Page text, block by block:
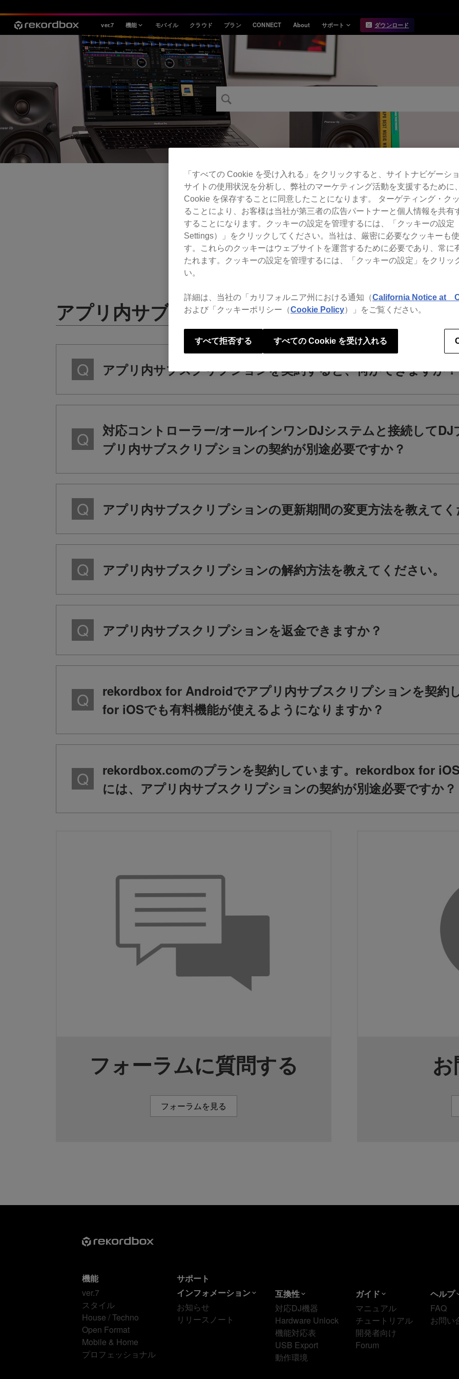
ver.7 機能
スタイル
House / Techno
Open Format
Mobile & Home
プロフェッショナル
モバイル クラウド プラン CONNECT About サポート
インフォメーション
リリースノート
ダウンロード
FAQ
rekordboxのよくあるお問い合わせをご覧いただけます。
アプリ内サブスクリプション
アプリ内サブスクリプションを契約すると、何ができますか？
対応コントローラー/オールインワンDJシステムと接続して
プリ内サブスクリプションの契約が別途必要ですか？
アプリ内サブスクリプションの更新期間の変更方法を教えて
アプリ内サブスクリプションの解約方法を教えてください。
アプリ内サブスクリプションを返金できますか？
rekordbox for Androidでアプリ内サブスクリプションを契約
for iOSでも有料機能が使えるようになりますか？
rekordbox.comのプランを契約しています。rekordbox for
には、アプリ内サブスクリプションの契約が別途必要ですか？
フォーラムに質問する
フォーラムを見る
機能
ver.7
スタイル
House / Techno
Open Format
Mobile & Home
プロフェッショナル
サポート
インフォメーション
お知らせ
リリースノート
互換性
対応DJ機器
Hardware Unlock
機能対応表
USB Export
動作環境
ガイド
マニュアル
チュートリアル
開発者向け
Forum
ヘルプ
FAQ
お問い
「すべての Cookie を受け入れる」をクリックすると、サイトナビゲーシ
サイトの使用状況を分析し、弊社のマーケティング活動を支援するために
Cookie を保存することに同意したことになります。 ターゲティング・ク
ることにより、お客様は当社が第三者の広告パートナーと個人情報を共有
することになります。クッキーの設定を管理するには、「クッキーの設定
Settings）」をクリックしてください。当社は、厳密に必要なクッキーも
す。これらのクッキーはウェブサイトを運営するために必要であり、常に
たれます。クッキーの設定を管理するには、「クッキーの設定」をクリッ
い。
詳細は、当社の「カリフォルニア州における通知（California Notice at
および「クッキーポリシー（Cookie Policy）」をご覧ください。
すべて拒否する すべての Cookie を受け入れる